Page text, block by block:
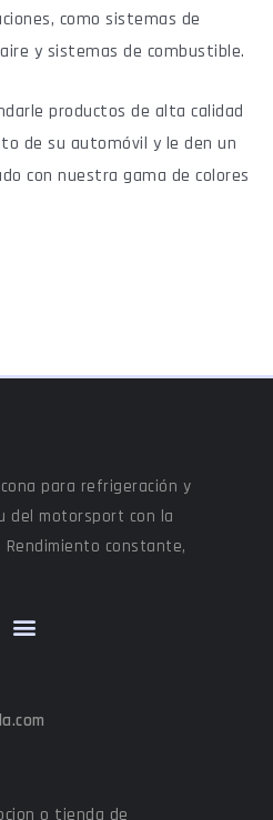
como sistemas de
y sistemas de combustible.
productos de alta calidad
de su automóvil y le den un
con nuestra gama de colores
para refrigeración y
del motorsport con la
constante,
o tienda de